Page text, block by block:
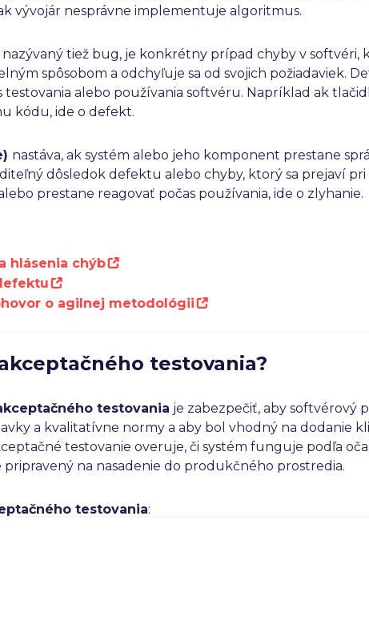
vývojár nesprávne implementuje algoritmus.
nazývaný tiež bug, je konkrétny prípad chyby v softvéri,
spôsobom a odchyľuje sa od svojich požiadaviek.
alebo používania softvéru. Napríklad ak
kódu, ide o defekt.
nastáva, ak systém alebo jeho komponent prestane
dôsledok defektu alebo chyby, ktorý sa prejaví
prestane reagovať počas používania, ide o zlyhanie.
hlásenia chýb
o agilnej metodológii
testovania?
testovania je zabezpečiť, aby softvérový
a kvalitatívne normy a aby bol vhodný na dodanie
testovanie overuje, či systém funguje podľa
pripravený na nasadenie do produkčného prostredia.
testovania: